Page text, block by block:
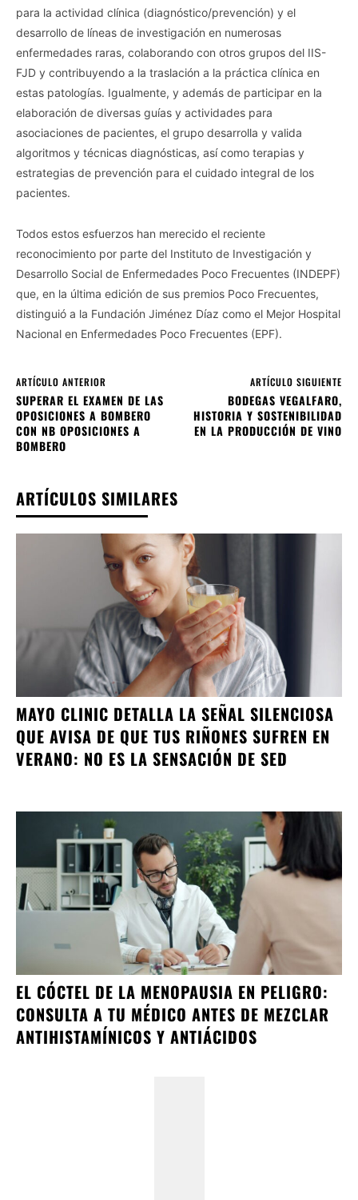
para la actividad clínica (diagnóstico/prevención) y el
desarrollo de líneas de investigación en numerosas
enfermedades raras, colaborando con otros grupos del IIS-
FJD y contribuyendo a la traslación a la práctica clínica en
estas patologías. Igualmente, y además de participar en la
elaboración de diversas guías y actividades para
asociaciones de pacientes, el grupo desarrolla y valida
algoritmos y técnicas diagnósticas, así como terapias y
estrategias de prevención para el cuidado integral de los
pacientes.
Todos estos esfuerzos han merecido el reciente
reconocimiento por parte del Instituto de Investigación y
Desarrollo Social de Enfermedades Poco Frecuentes (INDEPF)
que, en la última edición de sus premios Poco Frecuentes,
distinguió a la Fundación Jiménez Díaz como el Mejor Hospital
Nacional en Enfermedades Poco Frecuentes (EPF).
ARTÍCULO ANTERIOR
SUPERAR EL EXAMEN DE LAS
OPOSICIONES A BOMBERO
CON NB OPOSICIONES A
BOMBERO
ARTÍCULO SIGUIENTE
BODEGAS VEGALFARO,
HISTORIA Y SOSTENIBILIDAD
EN LA PRODUCCIÓN DE VINO
ARTÍCULOS SIMILARES
MAYO CLINIC DETALLA LA SEÑAL SILENCIOSA
QUE AVISA DE QUE TUS RIÑONES SUFREN EN
VERANO: NO ES LA SENSACIÓN DE SED
EL CÓCTEL DE LA MENOPAUSIA EN PELIGRO:
CONSULTA A TU MÉDICO ANTES DE MEZCLAR
ANTIHISTAMÍNICOS Y ANTIÁCIDOS